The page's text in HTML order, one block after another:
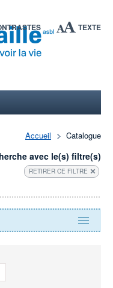
TEXTE
Accueil Catalogue
avec le(s) filtre(s)
RETIRER CE FILTRE